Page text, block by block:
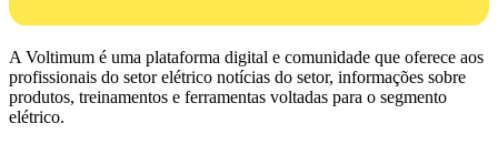
A Voltimum é uma plataforma digital e comunidade que oferece aos
profissionais do setor elétrico notícias do setor, informações sobre
produtos, treinamentos e ferramentas voltadas para o segmento
elétrico.